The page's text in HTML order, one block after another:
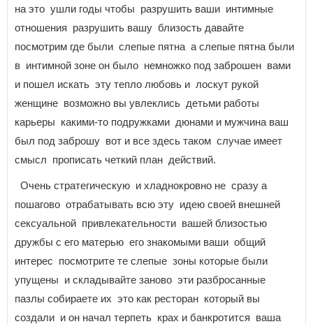
на это ушли годы чтобы разрушить ваши интимные
отношения разрушить вашу близость давайте
посмотрим где были слепые пятна а слепые пятна были
в интимной зоне он было немножко под заброшен вами
и пошел искать эту тепло любовь и лоскут рукой
женщине возможно вы увлеклись детьми работы
карьеры какими-то подружками дюнами и мужчина ваш
был под заброшу вот и все здесь таком случае имеет
смысл прописать четкий план действий.
Очень стратегическую и хладнокровно не сразу а
пошагово отрабатывать всю эту идею своей внешней
сексуальной привлекательности вашей близостью
дружбы с его матерью его знакомыми ваши общий
интерес посмотрите те слепые зоны которые были
упущены и складывайте заново эти разбросанные
пазлы собираете их это как ресторан который вы
создали и он начал терпеть крах и банкротится ваша